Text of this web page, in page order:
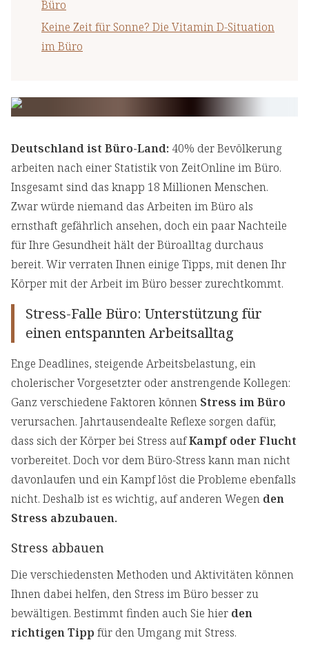
Büro
Keine Zeit für Sonne? Die Vitamin D-Situation
im Büro
Deutschland ist Büro-Land: 40% der Bevölkerung
arbeiten nach einer Statistik von ZeitOnline im Büro.
Insgesamt sind das knapp 18 Millionen Menschen.
Zwar würde niemand das Arbeiten im Büro als
ernsthaft gefährlich ansehen, doch ein paar Nachteile
für Ihre Gesundheit hält der Büroalltag durchaus
bereit. Wir verraten Ihnen einige Tipps, mit denen Ihr
Körper mit der Arbeit im Büro besser zurechtkommt.
Stress-Falle Büro: Unterstützung für
einen entspannten Arbeitsalltag
Enge Deadlines, steigende Arbeitsbelastung, ein
cholerischer Vorgesetzter oder anstrengende Kollegen:
Ganz verschiedene Faktoren können Stress im Büro
verursachen. Jahrtausendealte Reflexe sorgen dafür,
dass sich der Körper bei Stress aufKampf oder Flucht
vorbereitet. Doch vor dem Büro-Stress kann man nicht
davonlaufen und ein Kampf löst die Probleme ebenfalls
nicht. Deshalb ist es wichtig, auf anderen Wegen den
Stress abzubauen.
Stress abbauen
Die verschiedensten Methoden und Aktivitäten können
Ihnen dabei helfen, den Stress im Büro besser zu
bewältigen. Bestimmt finden auch Sie hier den
richtigen Tipp für den Umgang mit Stress.